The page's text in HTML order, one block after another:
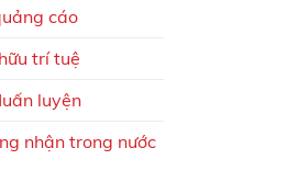
cáo
trí tuệ
luyện
nhận trong nước